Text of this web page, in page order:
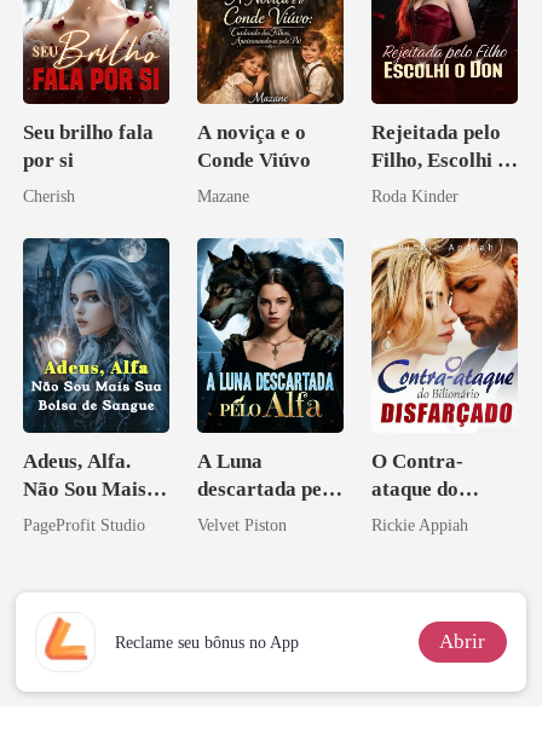
Seu brilho fala
por si
Cherish
A noviça e o
Conde Viúvo
Mazane
Rejeitada pelo
Filho, Escolhi o
Don
Roda Kinder
Adeus, Alfa.
Não Sou Mais
Sua Bolsa de
PageProfit Studio
A Luna
descartada pelo
Alfa
Velvet Piston
O Contra-
ataque do
Bilionário
Rickie Appiah
Reclame seu bônus no App Abrir